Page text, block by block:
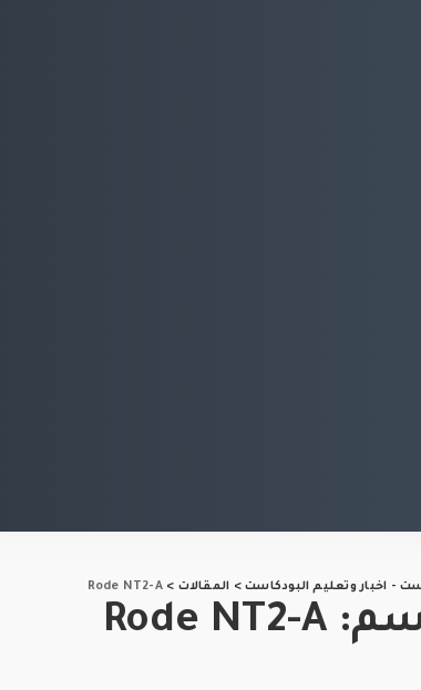
- اخبار وتعليم البودكاست> المقالات >
Rode NT2-A
Rode NT2-A